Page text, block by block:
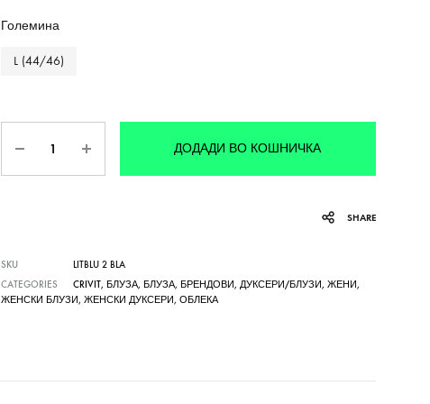
Големина
L (44/46)
ДОДАДИ ВО КОШНИЧКА
SHARE
SKU
LITBLU 2 BLA
CATEGORIES
CRIVIT, БЛУЗА, БЛУЗА, БРЕНДОВИ, ДУКСЕРИ/БЛУЗИ, ЖЕНИ,
ЖЕНСКИ БЛУЗИ, ЖЕНСКИ ДУКСЕРИ, ОБЛЕКА